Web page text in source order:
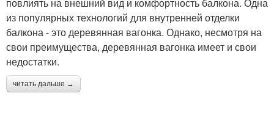
из популярных технологий для внутренней отделки
балкона - это деревянная вагонка. Однако, несмотря на
свои преимущества, деревянная вагонка имеет и свои
недостатки.
читать дальше →